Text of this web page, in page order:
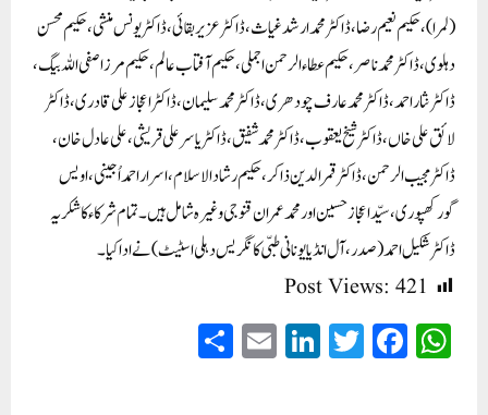
(لمرا)، حکیم نعیم رضا، ڈاکٹر محمد ارشد غیاث، ڈاکٹر عزیر بقائی، ڈاکٹر یونس منشی، حکیم محسن
دہلوی، ڈاکٹر محمد ناصر، حکیم عطاءالرحمن اجملی، حکیم آفتاب عالم، حکیم مرزا صفی اللہ بیگ،
ڈاکٹر نثار احمد، ڈاکٹر محمد عارف چودھری، ڈاکٹر محمد سلیمان، ڈاکٹر اعجاز علی قادری، ڈاکٹر
لائق علی خاں، ڈاکٹر شیخ یعقوب، ڈاکٹر محمد شفیق، ڈاکٹر یاسر علی قریشی، علی عادل خان،
ڈاکٹر مجیب الرحمن، ڈاکٹر قمرالدین ذاکر، حکیم رشادالاسلام، اسرار احمد اُجینی، اویس
گورکھپوری، سیّد اعجاز حسین اور محمد عمران قنوجی وغیرہ شامل ہیں۔ تمام شرکاءکا شکریہ
ڈاکٹر شکیل احمد (صدر، آل انڈیا یونانی طبّی کانگریس دہلی اسٹیٹ) نے ادا کیا۔
Post Views: 421
W
ha
Fa
ce
T
wi
Li
nk
E
m